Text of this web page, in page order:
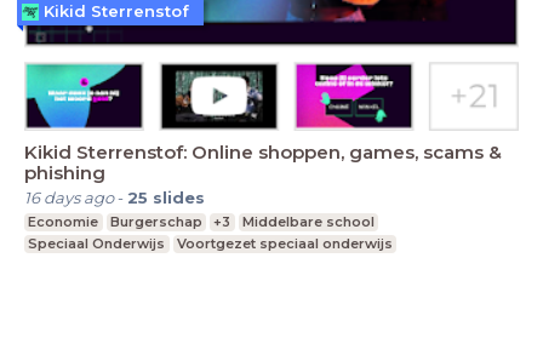
Kikid Sterrenstof: Online shoppen, games, scams &
phishing
16 days ago- 25 slides
Economie Burgerschap +3
Middelbare school
Speciaal Onderwijs
Voortgezet speciaal onderwijs
Kikid Sterrenstof